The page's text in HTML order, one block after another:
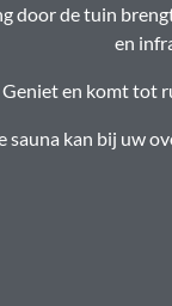
door de tuin
en
Geniet en komt tot
sauna kan bij uw